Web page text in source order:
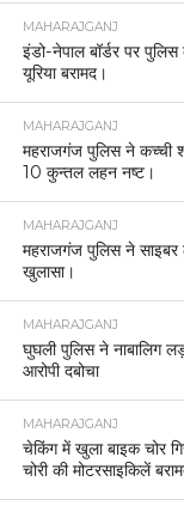
MAHARAJGANJ
इंडो-नेपाल बॉर्डर पर पुलिस
यूरिया बरामद।
MAHARAJGANJ
महराजगंज पुलिस ने कच्ची
10 कुन्तल लहन नष्ट।
MAHARAJGANJ
महराजगंज पुलिस ने साइबर
खुलासा।
MAHARAJGANJ
घुघली पुलिस ने नाबालिग
आरोपी दबोचा
MAHARAJGANJ
चेकिंग में खुला बाइक चोर
चोरी की मोटरसाइकिलें